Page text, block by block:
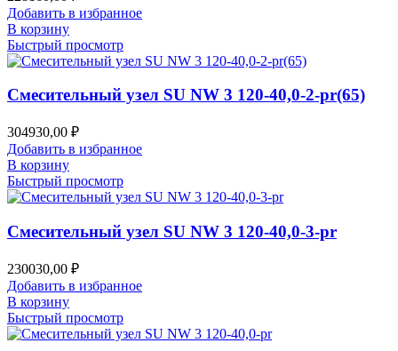
Добавить в избранное
В корзину
Быстрый просмотр
Смесительный узел SU NW 3 120-40,0-2-pr(65)
304930,00 ₽
Добавить в избранное
В корзину
Быстрый просмотр
Смесительный узел SU NW 3 120-40,0-3-pr
230030,00 ₽
Добавить в избранное
В корзину
Быстрый просмотр